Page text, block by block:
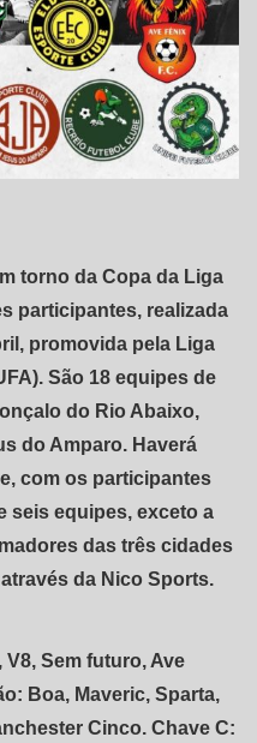
torno da Copa da Liga
participantes, realizada
promovida pela Liga
São 18 equipes de
do Rio Abaixo,
do Amparo. Haverá
com os participantes
seis equipes, exceto a
das três cidades
da Nico Sports.
Sem futuro, Ave
Boa, Maveric, Sparta,
Cinco. Chave C: